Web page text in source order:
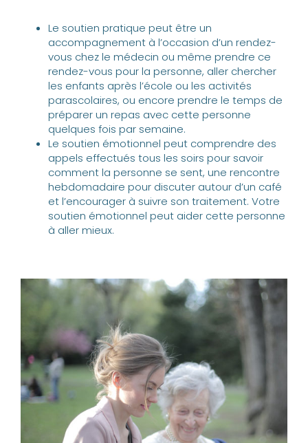
Le soutien pratique peut être un
accompagnement à l’occasion d’un rendez-
vous chez le médecin ou même prendre ce
rendez-vous pour la personne, aller chercher
les enfants après l’école ou les activités
parascolaires, ou encore prendre le temps de
préparer un repas avec cette personne
quelques fois par semaine.
Le soutien émotionnel peut comprendre des
appels effectués tous les soirs pour savoir
comment la personne se sent, une rencontre
hebdomadaire pour discuter autour d’un café
et l’encourager à suivre son traitement. Votre
soutien émotionnel peut aider cette personne
à aller mieux.